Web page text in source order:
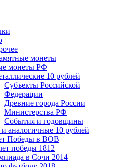
монеты
монеты РФ
10 рублей
Субъекты Российской
Федерации
Древние города России
Министерства РФ
События и годовщины
аналогичные 10 рублей
Победы в ВОВ
победы 1812
в Сочи 2014